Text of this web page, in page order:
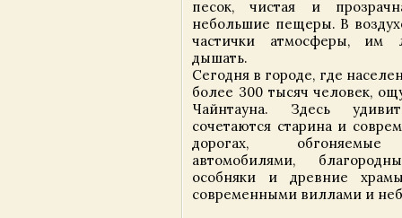
песок, чистая и
небольшие пещеры. В
частички атмосферы, им
дышать.
Сегодня в городе, где
более 300 тысяч человек,
Чайнтауна. Здесь
сочетаются старина и
дорогах, обгоняемые
автомобилями,
особняки и древние
современными виллами и